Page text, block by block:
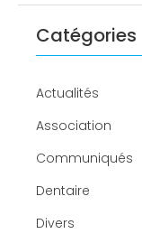
Catégories
Actualités
Association
Communiqués
Dentaire
Divers